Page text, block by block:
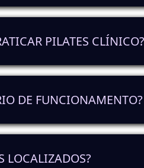
flexibilidade do corpo,
PILATES CLÍNICO?
DE FUNCIONAMENTO?
Das 08:00
LOCALIZADOS?